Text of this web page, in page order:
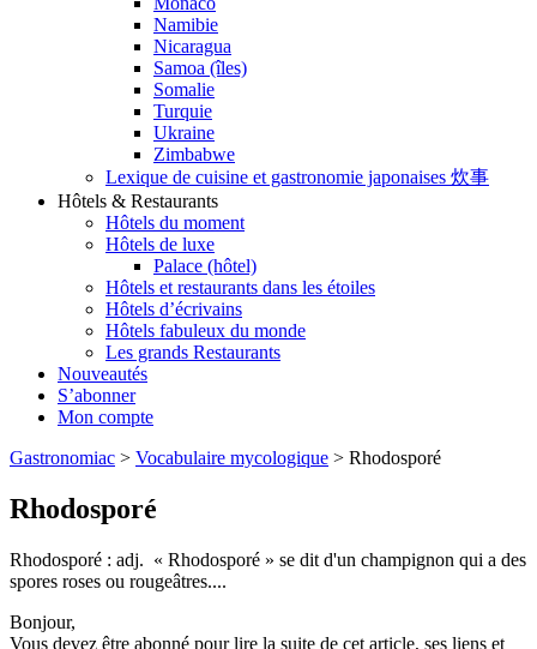
Namibie
Nicaragua
Samoa (îles)
Somalie
Turquie
Ukraine
Zimbabwe
Lexique de cuisine et gastronomie japonaises 炊事
Hôtels & Restaurants
Hôtels du moment
Hôtels de luxe
Palace (hôtel)
Hôtels et restaurants dans les étoiles
Hôtels d’écrivains
Hôtels fabuleux du monde
Les grands Restaurants
Nouveautés
S’abonner
Mon compte
Gastronomiac > Vocabulaire mycologique > Rhodosporé
Rhodosporé
Rhodosporé : adj. « Rhodosporé » se dit d'un champignon qui a des
spores roses ou rougeâtres....
Bonjour,
Vous devez être abonné pour lire la suite de cet article, ses liens et